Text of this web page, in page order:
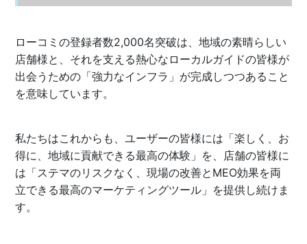
ローコミの登録者数2,000名突破は、地域の素晴らしい
店舗様と、それを支える熱心なローカルガイドの皆様が
出会うための「強力なインフラ」が完成しつつあること
を意味しています。
私たちはこれからも、ユーザーの皆様には「楽しく、お
得に、地域に貢献できる最高の体験」を、店舗の皆様に
は「ステマのリスクなく、現場の改善とMEO効果を両
立できる最高のマーケティングツール」を提供し続けま
す。